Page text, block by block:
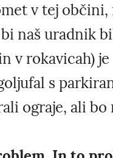
v tej
naš uradnik
v rokavicah)
s
ograje, ali bo